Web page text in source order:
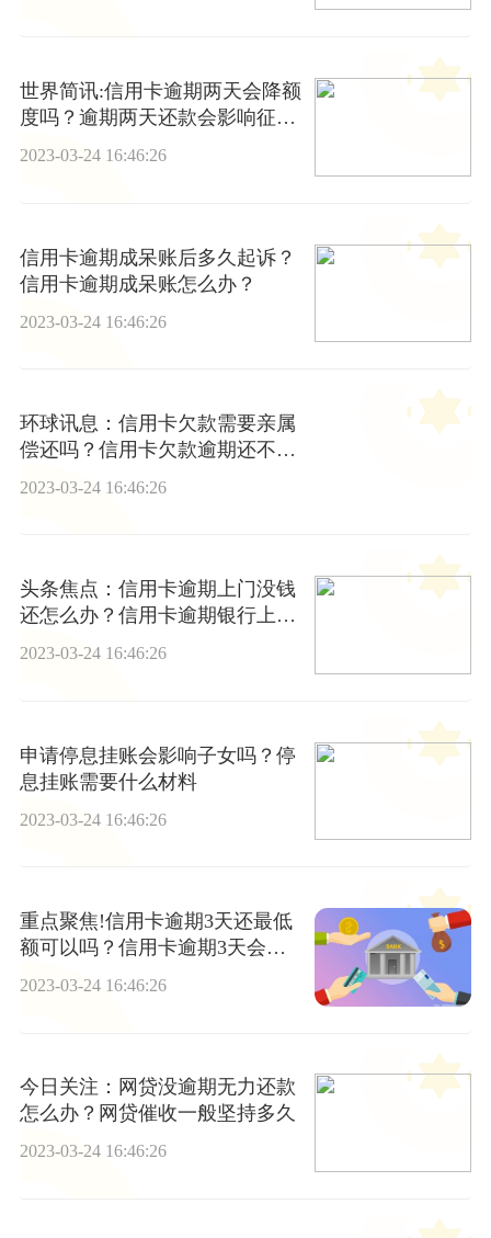
世界简讯:信用卡逾期两天会降额
度吗？逾期两天还款会影响征信
吗？
2023-03-24 16:46:26
信用卡逾期成呆账后多久起诉？
信用卡逾期成呆账怎么办？
2023-03-24 16:46:26
环球讯息：信用卡欠款需要亲属
偿还吗？信用卡欠款逾期还不上
2023-03-24 16:46:26
头条焦点：信用卡逾期上门没钱
还怎么办？信用卡逾期银行上门
怎么办？
2023-03-24 16:46:26
申请停息挂账会影响子女吗？停
息挂账需要什么材料
2023-03-24 16:46:26
重点聚焦!信用卡逾期3天还最低
额可以吗？信用卡逾期3天会有
利息吗？
2023-03-24 16:46:26
今日关注：网贷没逾期无力还款
怎么办？网贷催收一般坚持多久
2023-03-24 16:46:26